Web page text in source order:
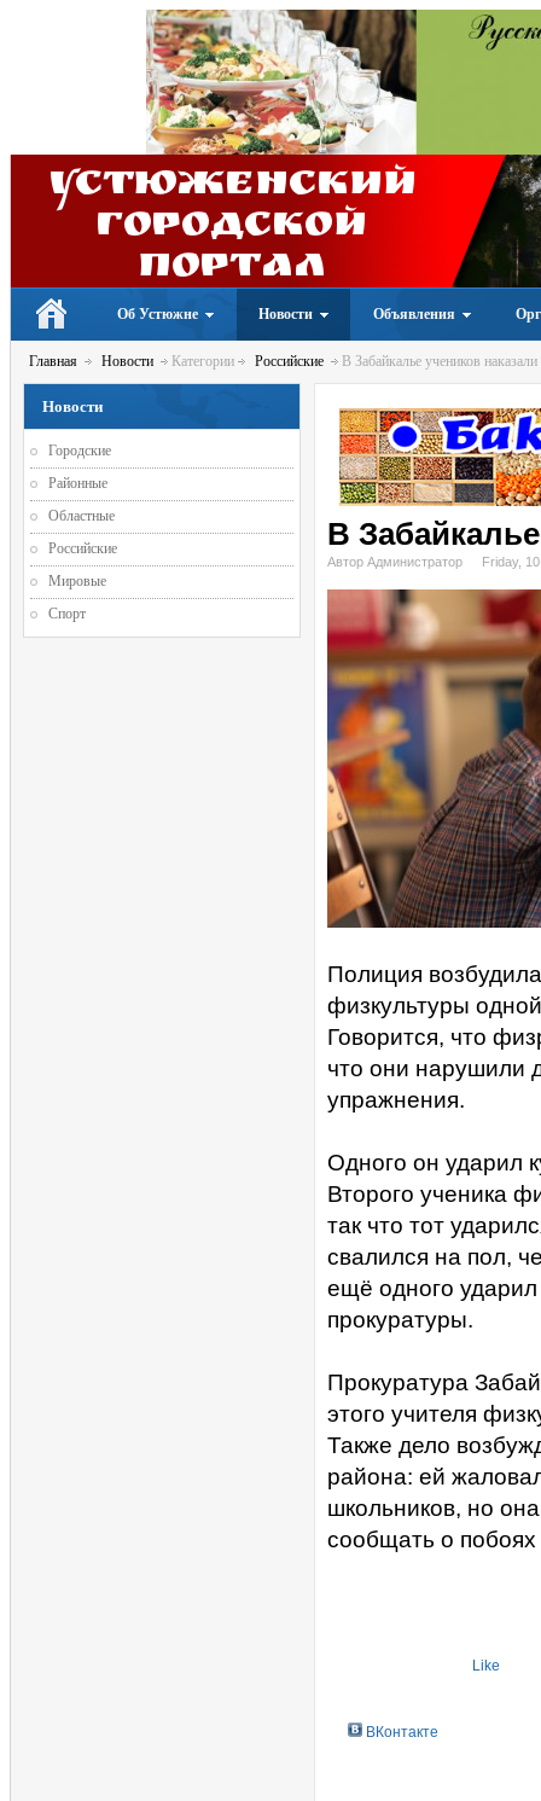
Устюженский
Городской
портал
Об Устюжне Новости Объявления
Главная Новости Категории Российские В Забайкалье учеников
В
Автор Администратор Friday,
Полиция
физкультуры
Говорится, что
что они нарушили
упражнения.
Одного он ударил
Второго ученика
так что тот
свалился на пол,
ещё одного ударил
прокуратуры.
Прокуратура
этого учителя
Также дело
района: ей
школьников, но
сообщать о
Like
ВКонтакте
Новости
Городские
Районные
Областные
Российские
Мировые
Спорт